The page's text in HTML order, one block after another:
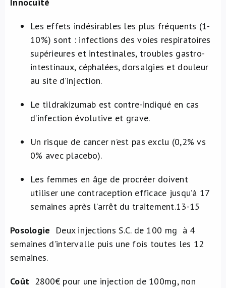
Les effets indésirables les plus fréquents (1-
10%) sont : infections des voies respiratoires
supérieures et intestinales, troubles gastro-
intestinaux, céphalées, dorsalgies et douleur
au site d’injection.
Le tildrakizumab est contre-indiqué en cas
d’infection évolutive et grave.
Un risque de cancer n’est pas exclu (0,2% vs
0% avec placebo).
Les femmes en âge de procréer doivent
utiliser une contraception efficace jusqu’à 17
semaines après l’arrêt du traitement.13-15
Posologie Deux injections S.C. de 100 mg à 4
semaines d’intervalle puis une fois toutes les 12
semaines.
Coût 2800€ pour une injection de 100mg, non